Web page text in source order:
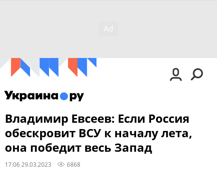
Владимир Евсеев: Если Россия
обескровит ВСУ к началу лета,
она победит весь Запад
17:06 29.03.2023 6868